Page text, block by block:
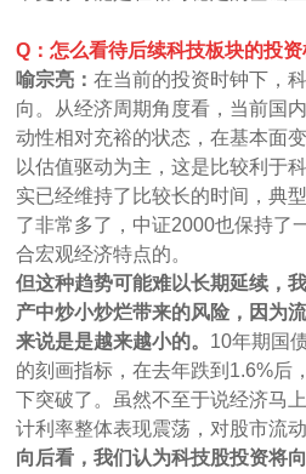
Q：怎么看待后续科技板块的投资
喻宗亮：在当前的投资时钟下，
向。从经济周期角度看，当前国
动性相对充裕的状态，在基本面
以估值驱动为主，这是比较利于
实已经维持了比较长的时间，典
了非常多了，中证2000也保持了
合宏观经济特点的。
但这种趋势可能难以长期延续，
产中炒小炒烂带来的风险，因为
来说是是越来越小的。 10年期国
的刻画指标，在去年跌到1.6%后
下突破了。虽然不至于说经济马
计利率整体表现震荡，对股市流
向后看，我们认为科技股投资将